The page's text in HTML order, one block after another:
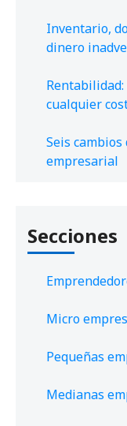
Inventario,
dinero
cualquier
Seis
empresarial
Secciones
Micro
Pequeñas
Medianas